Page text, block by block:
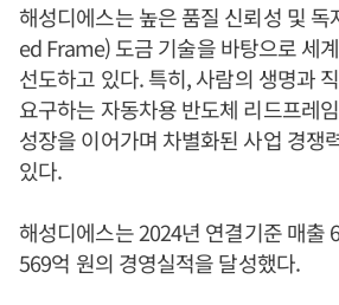
해성디에스는 높은 품질 신뢰성 및 독
ed Frame) 도금 기술을 바탕으로 세
선도하고 있다. 특히, 사람의 생명과
요구하는 자동차용 반도체 리드프레
성장을 이어가며 차별화된 사업 경쟁
있다.
해성디에스는 2024년 연결기준 매출
569억 원의 경영실적을 달성했다.